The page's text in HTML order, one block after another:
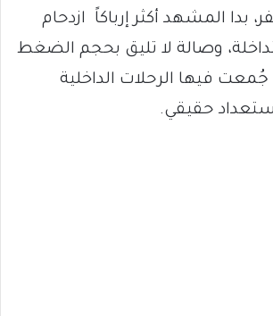
بدا المشهد أكثر إرباكاً ازدحام
وصالة لا تليق بحجم الضغط
جُمعت فيها الرحلات الداخلية
استعداد حقيقي.